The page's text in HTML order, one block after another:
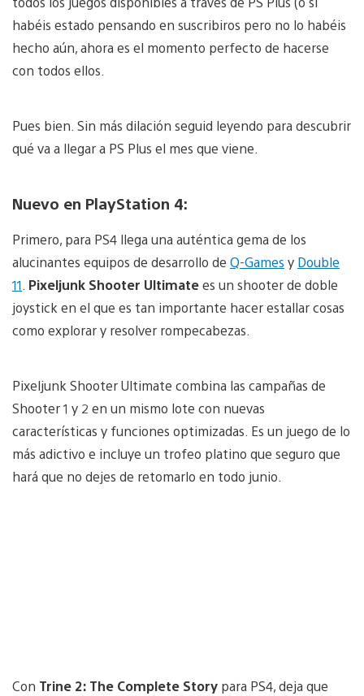
habéis estado pensando en suscribiros pero no lo habéis
hecho aún, ahora es el momento perfecto de hacerse
con todos ellos.
Pues bien. Sin más dilación seguid leyendo para descubrir
qué va a llegar a PS Plus el mes que viene.
Nuevo en PlayStation 4:
Primero, para PS4 llega una auténtica gema de los
alucinantes equipos de desarrollo de Q-Games y Double
11. Pixeljunk Shooter Ultimatees un shooter de doble
joystick en el que es tan importante hacer estallar cosas
como explorar y resolver rompecabezas.
Pixeljunk Shooter Ultimate combina las campañas de
Shooter 1 y 2 en un mismo lote con nuevas
características y funciones optimizadas. Es un juego de lo
más adictivo e incluye un trofeo platino que seguro que
hará que no dejes de retomarlo en todo junio.
Con Trine 2: The Complete Story para PS4, deja que